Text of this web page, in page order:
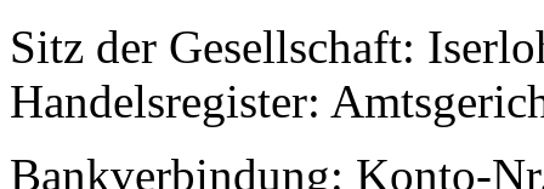
Sitz der Gesellschaft:
Handelsregister:
Bankverbindung: Konto-